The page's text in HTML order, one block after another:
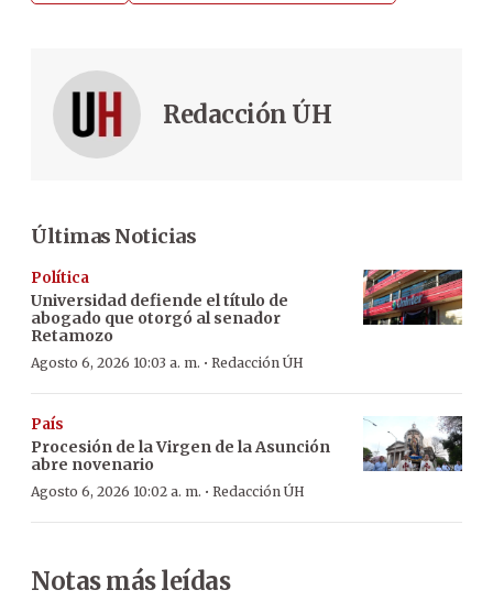
Redacción ÚH
Últimas Noticias
Política
Universidad defiende el título de
abogado que otorgó al senador
Retamozo
Agosto 6, 2026 10:03 a. m. · Redacción ÚH
País
Procesión de la Virgen de la Asunción
abre novenario
Agosto 6, 2026 10:02 a. m. · Redacción ÚH
Notas más leídas